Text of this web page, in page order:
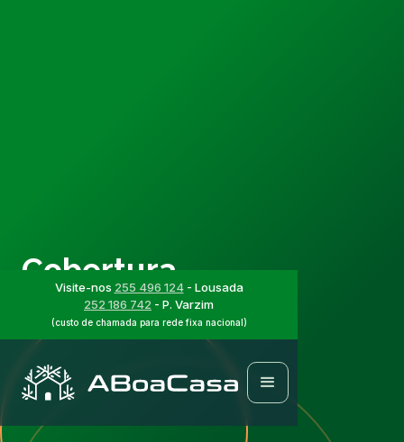
Visite-nos 255 496 124- Lousada
252 186 742 - P. Varzim
(custo de chamada para rede fixa nacional)
Cobertura